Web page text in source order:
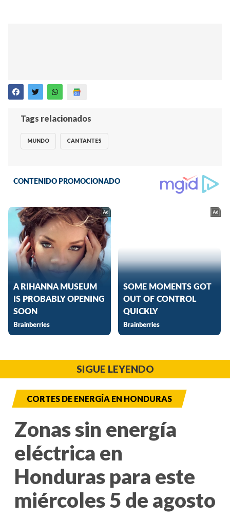
Tags relacionados
MUNDO CANTANTES
SIGUE LEYENDO
CORTES DE ENERGÍA EN HONDURAS
Zonas sin energía
eléctrica en
Honduras para este
miércoles 5 de agosto